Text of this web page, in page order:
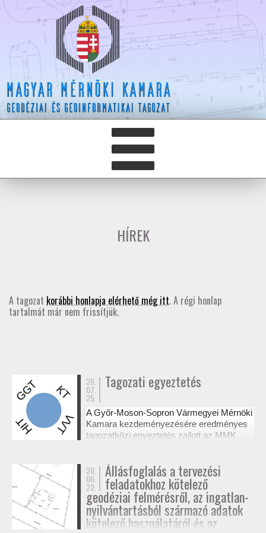
TOVÁBBKÉPZÉSEK
ELNÖKSÉG
MUNKATERVEK, BESZÁMOLÓK
HATÁROZATOK
JOGSZABÁLYOK, SZABÁLYZATOK, SZABVÁNYOK
NÉVJEGYZÉK
SEGÉDLETEK / FAP
HÍREK
A tagozat korábbi honlapja elérhető még itt. A régi honlap
tartalmát már nem frissítjük.
26.
07.
25.
Tagozati egyeztetés
A Győr-Moson-Sopron Vármegyei Mérnöki
Kamara kezdeményezésére eredményes
tagozatközi egyeztetés zajlott az MMK
dokumentációk jogosultsági kérdéseiről. A
résztvevő tagozatok a 327/2015. (XI. 10.)
Korm. rendelet alapján tisztázták a
kompetenciahatárokat, és a jövőben közös
workshopok formájában folytatják a
szakmai együttműködést.
26.
06.
22.
Állásfoglalás a tervezési
feladatokhoz kötelező
geodéziai felmérésről, az ingatlan-
nyilvántartásból származó adatok
kötelező használatáról és az